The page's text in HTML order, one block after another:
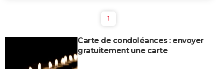
1
Carte de condoléances : envoyer
gratuitement une carte